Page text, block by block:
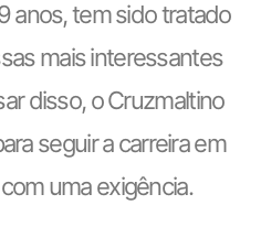
anos, tem sido tratado
mais interessantes
disso, o Cruzmaltino
seguir a carreira em
uma exigência.